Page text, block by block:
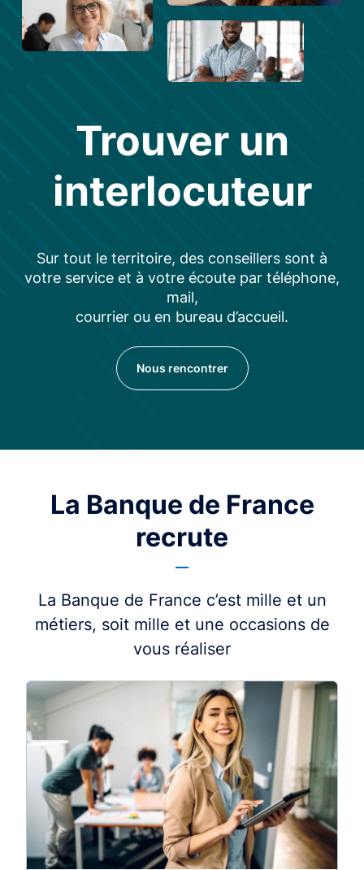
Trouver un
interlocuteur
Sur tout le territoire, des conseillers sont à
votre service et à votre écoute par téléphone,
mail,
courrier ou en bureau d’accueil.
Nous rencontrer
La Banque de France
recrute
La Banque de France c’est mille et un
métiers, soit mille et une occasions de
vous réaliser